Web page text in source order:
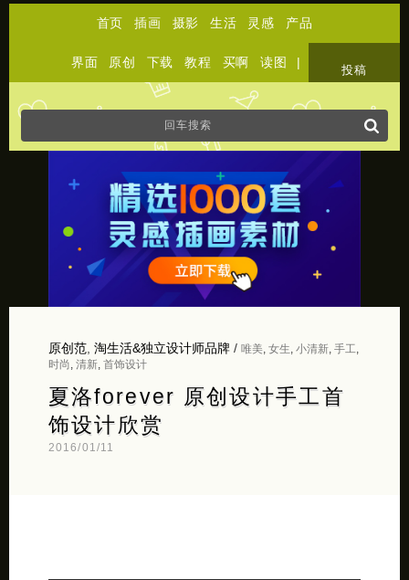
首页 插画 摄影 生活 灵感 产品
界面 原创 下载 教程 买啊 读图 |
投稿
原创范, 淘生活&独立设计师品牌/ 唯美, 女生 小清新, 手工
时尚 清新, 首饰设计
夏洛forever 原创设计手工首
饰设计欣赏
2016/01/11